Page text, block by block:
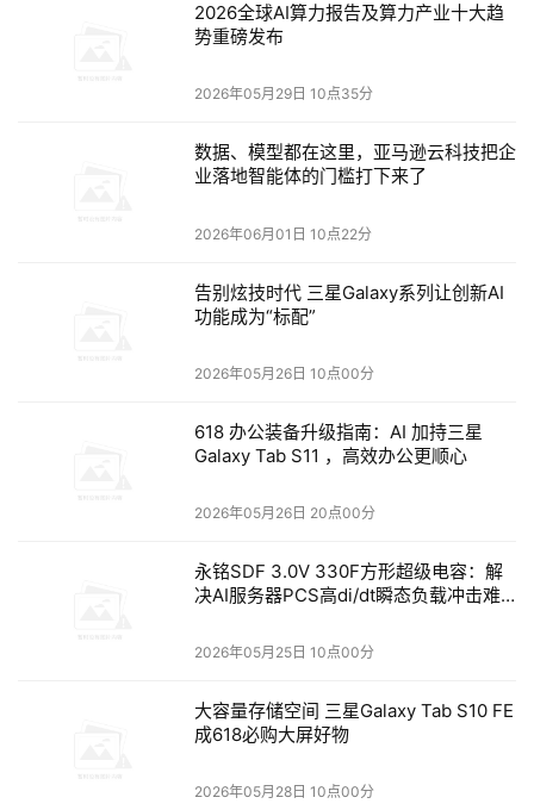
力工具的进化，目的是让更多开发者实现“
帮助开发者获取算力自由：开发者需要强劲算力来应对
者离线环境中完成复杂计算，又可以一键连接云端，自
由调度集群算力，灵活应对不同场景的需求。
赋能开发者提供工具自由：开发者需要完备的开发环境
以提高效率。算力本预置“开箱即用”的Linux开发环
无需繁琐配置，即可快速投入开发，专注于创造而非配
助力开发者实现场景自由：开发者需要能满足多种场景
换，既能进行复杂开发任务，也能处理日常办公和娱
算力本：装进背包的“AI实训室”
爱簿智能打造的首台算力本——AIBOOK，它不是AIPC的
升级迭代，而是一个能装进背包的“AI实训室”。AIBOOK面
向开发者、AI爱好者和大学生，旨在打造理想的AI学习与开
2026全球AI算力报告及算力产业十大趋
势重磅发布
2026年05月29日 10点35分
数据、模型都在这里，亚马逊云科技把企
业落地智能体的门槛打下来了
2026年06月01日 10点22分
告别炫技时代 三星Galaxy系列让创新AI
功能成为“标配”
2026年05月26日 10点00分
618 办公装备升级指南：AI 加持三星
Galaxy Tab S11 ，高效办公更顺心
2026年05月26日 20点00分
永铭SDF 3.0V 330F方形超级电容：解
决AI服务器PCS高di/dt瞬态负载冲击难
2026年05月25日 10点00分
大容量存储空间 三星Galaxy Tab S10 FE
成618必购大屏好物
2026年05月28日 10点00分